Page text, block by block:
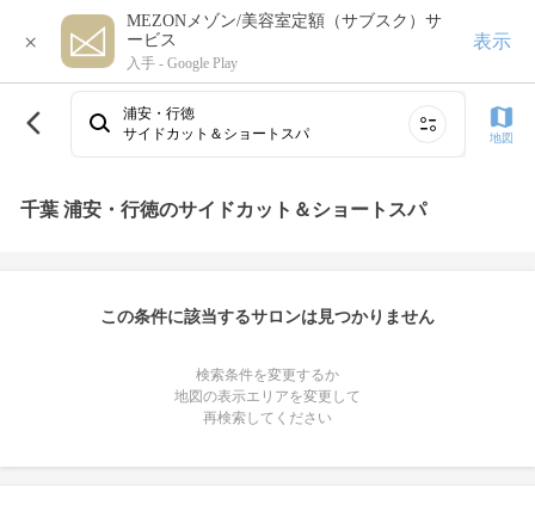
×
MEZONメゾン/美容室定額（サブスク）サ
ービス
入手 - Google Play
表示
浦安・行徳
サイドカット＆ショートスパ
地図
千葉 浦安・行徳のサイドカット＆ショートスパ
この条件に該当するサロンは見つかりません
検索条件を変更するか
地図の表示エリアを変更して
再検索してください